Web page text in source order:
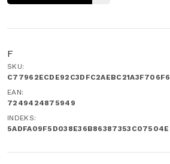
F
SKU:
C77962ECDE92C3DFC2AEBC21A3F706F6
EAN:
7249424875949
INDEKS:
5ADFA09F5D038E36B86387353C07504E